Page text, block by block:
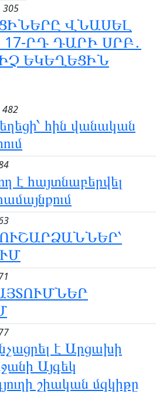
305
ՎՆԱՍԵԼ
ՐԴ ԴԱՐԻ ՍՐԲ․
ԵԿԵՂԵՑԻՆ
482
հին վանական
է հայտնաբերվել
է Արցախի
Այգեկ
շիական մզկիթը